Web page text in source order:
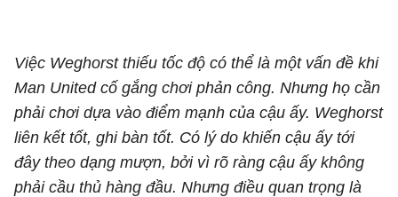
Việc Weghorst thiếu tốc độ có thể là một vấn đề khi
Man United cố gắng chơi phản công. Nhưng họ cần
phải chơi dựa vào điểm mạnh của cậu ấy. Weghorst
liên kết tốt, ghi bàn tốt. Có lý do khiến cậu ấy tới
đây theo dạng mượn, bởi vì rõ ràng cậu ấy không
phải cầu thủ hàng đầu. Nhưng điều quan trọng là